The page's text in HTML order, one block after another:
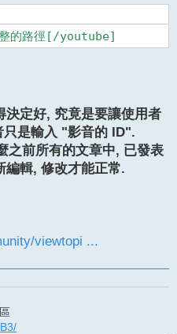
的路徑[/youtube]
定好, 究竟是要讓使用者
是輸入 "影音的 ID".
之前所有的文章中, 已發表
編輯, 修改才能正常.
viewtopi ...